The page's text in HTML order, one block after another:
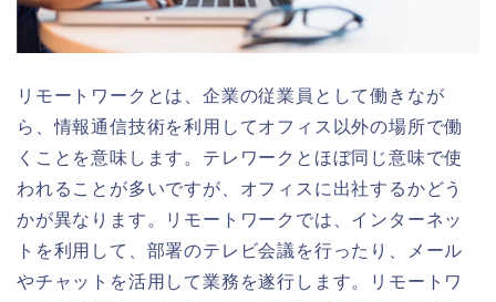
リモートワークとは、企業の従業員として働きなが
ら、情報通信技術を利用してオフィス以外の場所で働
くことを意味します。テレワークとほぼ同じ意味で使
われることが多いですが、オフィスに出社するかどう
かが異なります。リモートワークでは、インターネッ
トを利用して、部署のテレビ会議を行ったり、メール
やチャットを活用して業務を遂行します。リモートワ